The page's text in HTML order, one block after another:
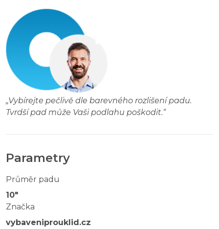
„Vybírejte pečlivě dle barevného rozlišení padu.
Tvrdší pad může Vaši podlahu poškodit.“
Parametry
Průměr padu
10"
Značka
vybaveniprouklid.cz